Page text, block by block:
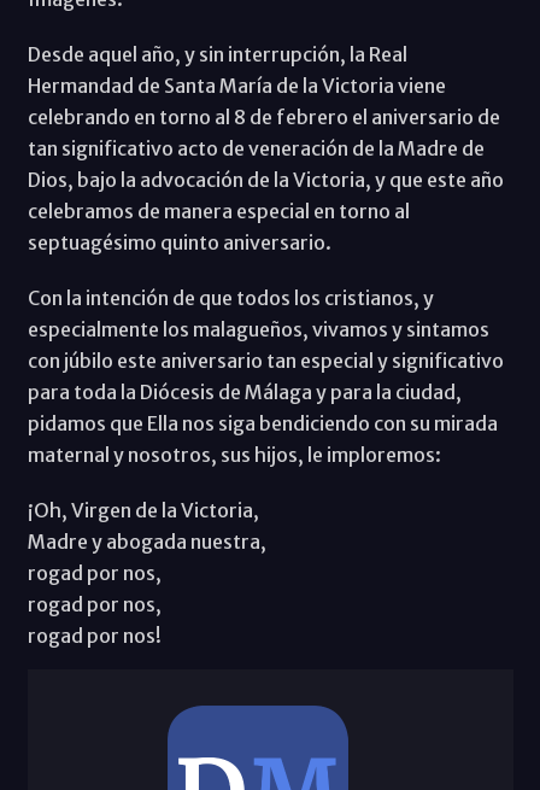
Desde aquel año, y sin interrupción, la Real
Hermandad de Santa María de la Victoria viene
celebrando en torno al 8 de febrero el aniversario de
tan significativo acto de veneración de la Madre de
Dios, bajo la advocación de la Victoria, y que este año
celebramos de manera especial en torno al
septuagésimo quinto aniversario.
Con la intención de que todos los cristianos, y
especialmente los malagueños, vivamos y sintamos
con júbilo este aniversario tan especial y significativo
para toda la Diócesis de Málaga y para la ciudad,
pidamos que Ella nos siga bendiciendo con su mirada
maternal y nosotros, sus hijos, le imploremos:
¡Oh, Virgen de la Victoria,
Madre y abogada nuestra,
rogad por nos,
rogad por nos,
rogad por nos!